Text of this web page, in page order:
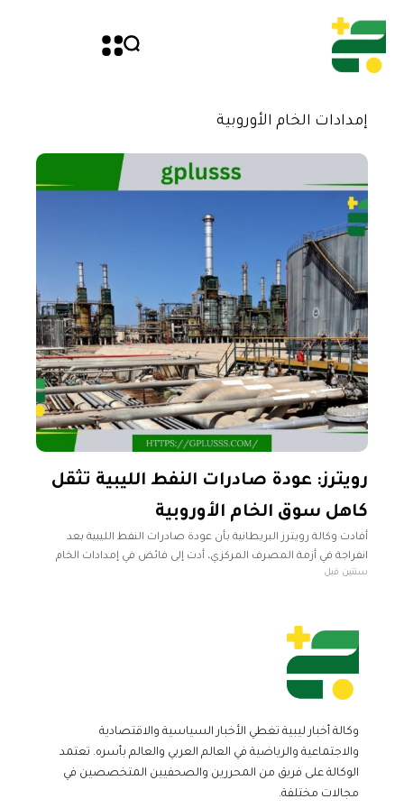
إمدادات الخام الأوروبية
رويترز: عودة صادرات النفط الليبية تثقل
كاهل سوق الخام الأوروبية
أفادت وكالة رويترز البريطانية بأن عودة صادرات النفط الليبية بعد
انفراجة في أزمة المصرف المركزي، أدت إلى فائض في إمدادات الخام
بأوروبا، وأجبرت البائعين المتنافسين على خفض أسعارهم. وأوضحت
سنتين قبل
وكالة أخبار ليبية تغطي الأخبار السياسية والاقتصادية
والاجتماعية والرياضية في العالم العربي والعالم بأسره. تعتمد
الوكالة على فريق من المحررين والصحفيين المتخصصين في
مجالات مختلفة.